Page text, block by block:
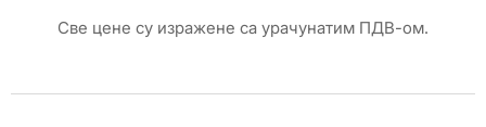
Све цене су изражене са урачунатим ПДВ-ом.